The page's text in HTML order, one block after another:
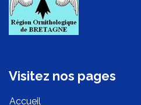
Visitez nos pages
Accueil